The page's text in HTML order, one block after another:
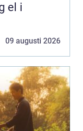
09 augusti 2026